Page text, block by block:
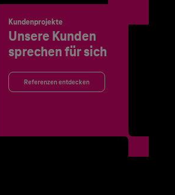
Kundenprojekte
Unsere Kunden
sprechen für sich
Referenzen entdecken